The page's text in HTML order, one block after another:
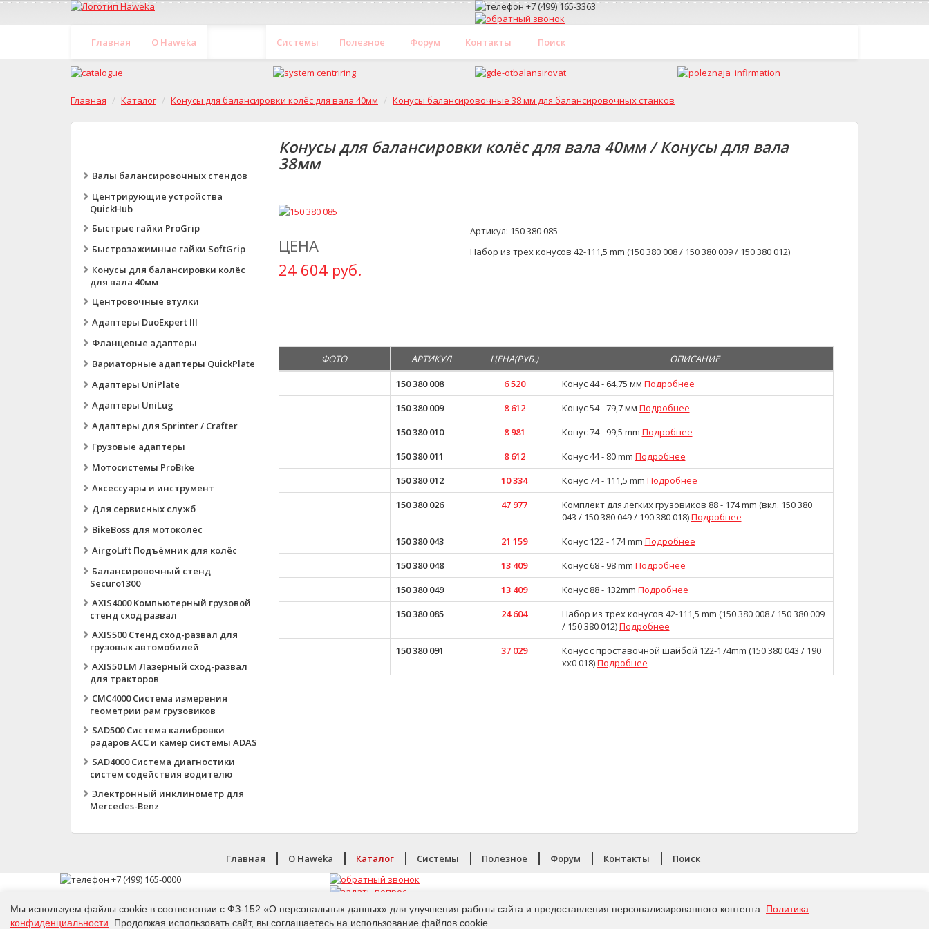
Мы используем файлы cookie в соответствии с ФЗ-152 «О персональных данных» для улучшения работы сайта и предоставления персонализированного контента. Политика
конфиденциальности . Продолжая использовать сайт, вы соглашаетесь на использование файлов cookie.
Главная O Haweka Системы Полезное Форум Контакты Поиск
Главная Каталог Конусы для балансировки колёс для вала 40мм Конусы балансировочные 38 мм для балансировочных станков
Валы балансировочных стендов
Центрирующие устройства
QuickHub
Быстрые гайки ProGrip
Быстрозажимные гайки SoftGrip
Конусы для балансировки колёс
для вала 40мм
Центровочные втулки
Адаптеры DuoExpert III
Фланцевые адаптеры
Вариаторные адаптеры QuickPlate
Адаптеры UniPlate
Адаптеры UniLug
Адаптеры для Sprinter / Crafter
Грузовые адаптеры
Мотосистемы ProBike
Аксессуары и инструмент
Для сервисных служб
BikeBoss для мотоколёс
AirgoLift Подъёмник для колёс
Балансировочный стенд
Securo1300
AXIS4000 Компьютерный грузовой
стенд сход развал
AXIS500 Стенд сход-развал для
грузовых автомобилей
AXIS50 LM Лазерный сход-развал
для тракторов
CMC4000 Система измерения
геометрии рам грузовиков
SAD500 Система калибровки
радаров ACC и камер системы ADAS
SAD4000 Система диагностики
систем содействия водителю
Электронный инклинометр для
Mercedes-Benz
Конусы для балансировки колёс для вала 40мм / Конусы для вала
38мм
ЦЕНА
24 604 руб.
Артикул: 150 380 085
Набор из трех конусов 42-111,5 mm (150 380 008 / 150 380 009 / 150 380 012)
ФОТО АРТИКУЛ ЦЕНА(РУБ.)
ОПИСАНИЕ
150 380 008
6 520 Конус 44 - 64,75 мм Подробнее
150 380 009
8 612 Конус 54 - 79,7 мм Подробнее
150 380 010
8 981 Конус 74 - 99,5 mm Подробнее
150 380 011
8 612 Конус 44 - 80 mm Подробнее
150 380 012
10 334 Конус 74 - 111,5 mm Подробнее
150 380 026
47 977
Комплект для легких грузовиков 88 - 174 mm (вкл. 150 380
043 / 150 380 049 / 190 380 018)Подробнее
150 380 043
21 159 Конус 122 - 174 mm Подробнее
150 380 048
13 409 Конус 68 - 98 mm Подробнее
150 380 049
13 409 Конус 88 - 132mm Подробнее
150 380 085
24 604
Набор из трех конусов 42-111,5 mm (150 380 008 / 150 380 009
/ 150 380 012)Подробнее
150 380 091
37 029
Конус с проставочной шайбой 122-174mm (150 380 043 / 190
xx0 018)Подробнее
Главная O Haweka Каталог Системы Полезное Форум Контакты Поиск
Copyright 2026,